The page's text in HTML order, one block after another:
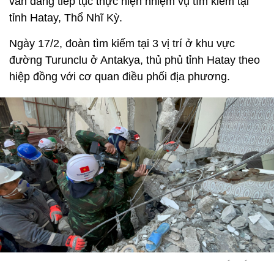
tỉnh Hatay, Thổ Nhĩ Kỳ.
Ngày 17/2, đoàn tìm kiếm tại 3 vị trí ở khu vực
đường Turunclu ở Antakya, thủ phủ tỉnh Hatay theo
hiệp đồng với cơ quan điều phối địa phương.